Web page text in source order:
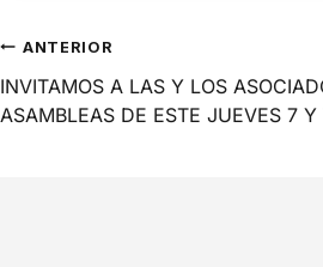
ANTERIOR
INVITAMOS A LAS Y LOS
ASAMBLEAS DE ESTE JUEVES 7